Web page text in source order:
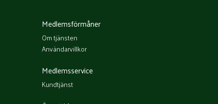
Medlemsförmåner
Om tjänsten
Användarvillkor
Medlemsservice
Kundtjänst